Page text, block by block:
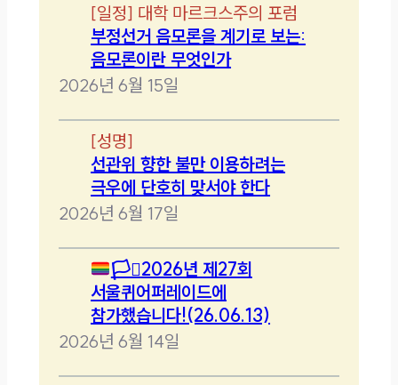
[일정] 대학 마르크스주의 포럼
부정선거 음모론을 계기로 보는:
음모론이란 무엇인가
2026년 6월 15일
[성명]
선관위 향한 불만 이용하려는
극우에 단호히 맞서야 한다
2026년 6월 17일
🏳️‍⚧️2026년 제27회
서울퀴어퍼레이드에
참가했습니다!(26.06.13)
2026년 6월 14일